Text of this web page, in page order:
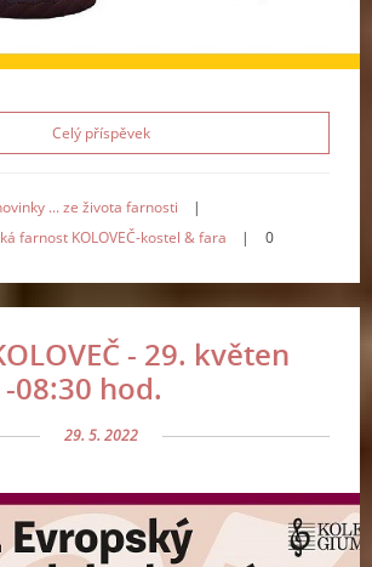
Celý příspěvek
... ze života farnosti
|
farnost KOLOVEČ-kostel & fara
| 0
- 29. květen
08:30 hod.
29. 5. 2022